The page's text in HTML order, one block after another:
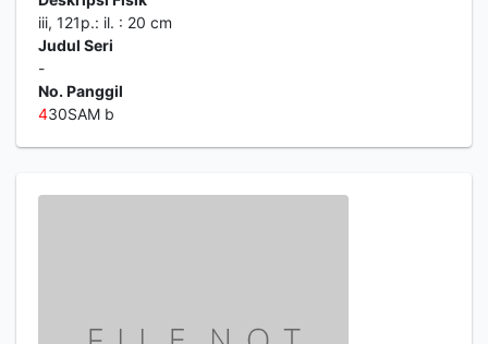
iii, 121p.: il. : 20 cm
Judul Seri
-
No. Panggil
430SAM b